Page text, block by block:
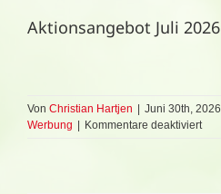
Aktionsangebot Juli 2026
Von Christian Hartjen | Juni 30th, 2026
Werbung | Kommentare deaktiviertfür